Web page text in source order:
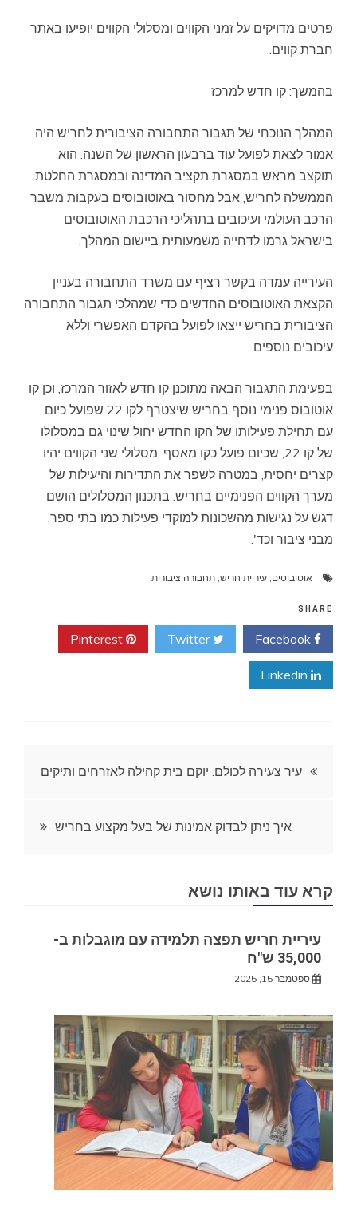
פרטים מדויקים על זמני הקווים ומסלולי הקווים יופיעו באתר
חברת קווים.
בהמשך: קו חדש למרכז
המהלך הנוכחי של תגבור התחבורה הציבורית לחריש היה
אמור לצאת לפועל עוד ברבעון הראשון של השנה. הוא
תוקצב מראש במסגרת תקציב המדינה ובמסגרת החלטת
הממשלה לחריש, אבל מחסור באוטובוסים בעקבות משבר
הרכב העולמי ועיכובים בתהליכי הרכבת האוטובוסים
בישראל גרמו לדחייה משמעותית ביישום המהלך.
העירייה עמדה בקשר רציף עם משרד התחבורה בעניין
הקצאת האוטובוסים החדשים כדי שמהלכי תגבור התחבורה
הציבורית בחריש ייצאו לפועל בהקדם האפשרי וללא
עיכובים נוספים.
בפעימת התגבור הבאה מתוכנן קו חדש לאזור המרכז, וכן קו
אוטובוס פנימי נוסף בחריש שיצטרף לקו 22 שפועל כיום.
עם תחילת פעילותו של הקו החדש יחול שינוי גם במסלולו
של קו 22, שכיום פועל כקו מאסף. מסלולי שני הקווים יהיו
קצרים יחסית, במטרה לשפר את התדירות והיעילות של
מערך הקווים הפנימיים בחריש. בתכנון המסלולים הושם
דגש על נגישות מהשכונות למוקדי פעילות כמו בתי ספר,
מבני ציבור וכד'.
אוטובוסים עיריית חריש תחבורה ציבורית
SHARE
Twitter
ניווטעיר צעירה לכולם: יוקם בית קהילה לאזרחים ותיקים
איך ניתן לבדוק אמינות של בעל מקצוע בחריש
קרא עוד באותו נושא
עיריית חריש תפצה תלמידה עם מוגבלות ב-
35,000 ש"ח
ספטמבר 15, 2025